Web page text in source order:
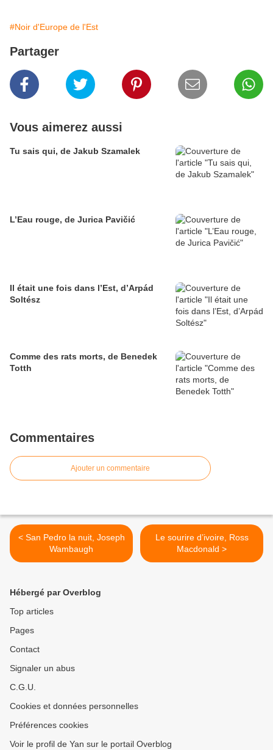
#Noir d'Europe de l'Est
Partager
Vous aimerez aussi
Tu sais qui, de Jakub Szamalek
L’Eau rouge, de Jurica Pavičić
Il était une fois dans l’Est, d’Arpád
Soltész
Comme des rats morts, de Benedek
Totth
Commentaires
Ajouter un commentaire
< San Pedro la nuit, Joseph
Wambaugh
Le sourire d’ivoire, Ross
Macdonald >
Hébergé par Overblog
Top articles
Pages
Contact
Signaler un abus
C.G.U.
Cookies et données personnelles
Préférences cookies
Voir le profil de Yan sur le portail Overblog